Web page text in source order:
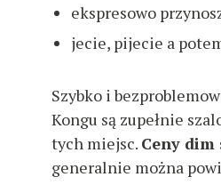
ekspresowo
jecie, pijecie a
Szybko i
Kongu są zupełnie
tych miejsc. Ceny dim
generalnie można